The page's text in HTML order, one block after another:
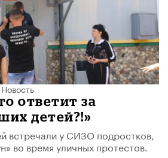
Новость
ответит за
детей?!»
встречали у СИЗО подростков,
во время уличных протестов.